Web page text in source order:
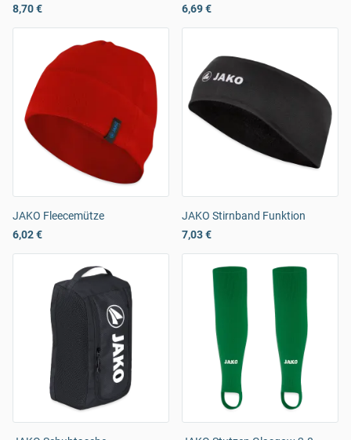
8,70 €
6,69 €
JAKO Fleecemütze
6,02 €
JAKO Stirnband Funktion
7,03 €